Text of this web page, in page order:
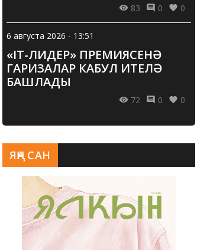
83 0 0
6 августа 2026 - 13:51
«IT-ЛИДЕР» ПРЕМИЯСЕНӘ
ГАРИЗАЛАР КАБУЛ ИТЕЛӘ
БАШЛАДЫ
72 0 0
ЯҢА САН